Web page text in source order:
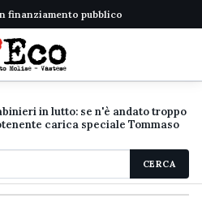
finanziamento pubblico
in lutto: se n'è andato troppo
carica speciale Tommaso
CERCA